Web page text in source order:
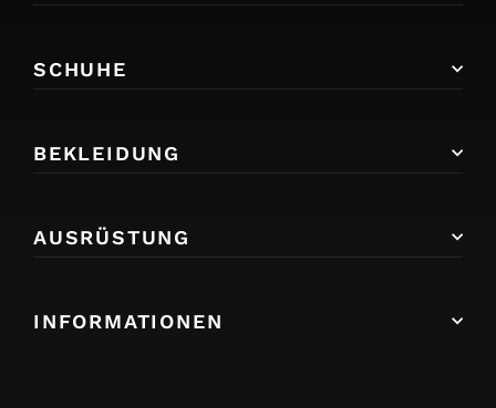
SCHUHE
BEKLEIDUNG
AUSRÜSTUNG
INFORMATIONEN